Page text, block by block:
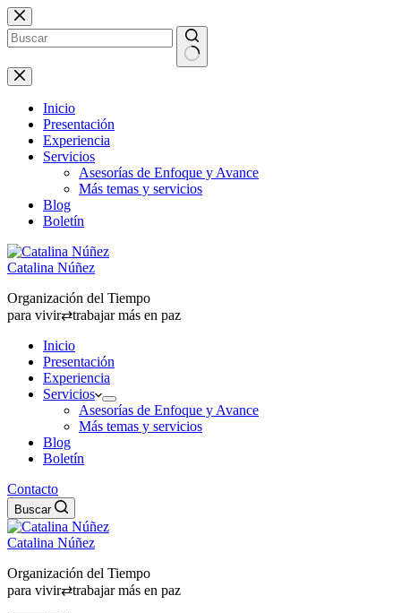
Saltar
al
contenido
Sin
resultados
Inicio
Presentación
Experiencia
Servicios
Asesorías de Enfoque y Avance
Más temas y servicios
Blog
Boletín
Catalina Núñez
Organización del Tiempo
para vivir⇄trabajar más en paz
Inicio
Presentación
Experiencia
Servicios
Asesorías de Enfoque y Avance
Más temas y servicios
Blog
Boletín
Contacto
Buscar
Catalina Núñez
Organización del Tiempo
para vivir⇄trabajar más en paz